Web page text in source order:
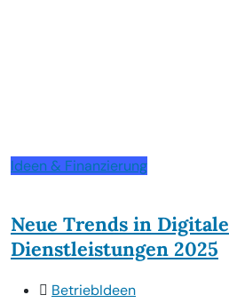
Ideen & Finanzierung
Neue Trends in Digitale
Dienstleistungen 2025
BetriebIdeen